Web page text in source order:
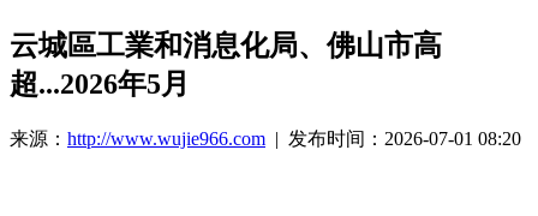
云城區工業和消息化局、佛山市高
超...2026年5月
来源： http://www.wujie966.com | 发布时间：2026-07-01 08:20